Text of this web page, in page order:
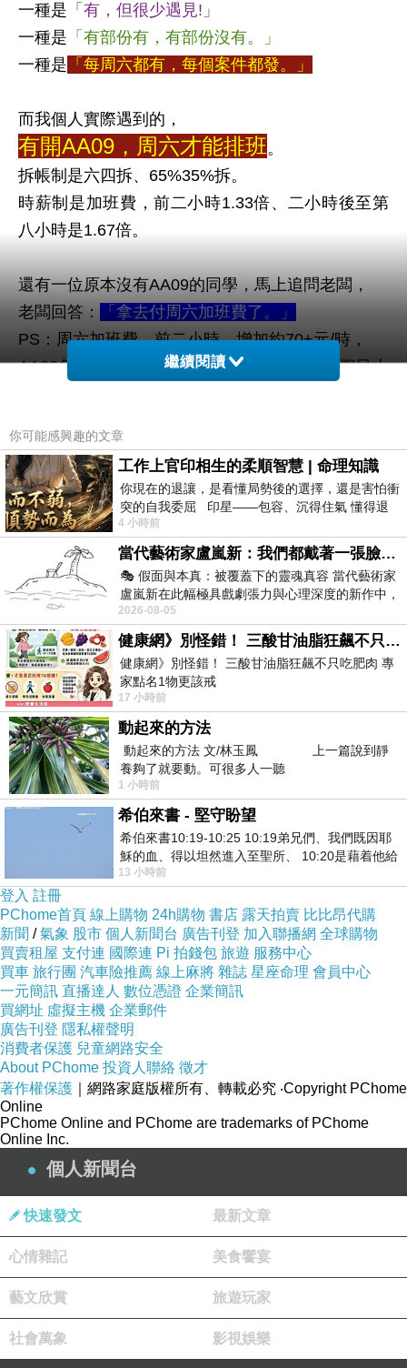
一種是 「有，但很少遇見!」
一種是 「有部份有，有部份沒有。」
一種是 「每周六都有，每個案件都發。」
而我個人實際遇到的，
有開AA09，周六才能排班。
拆帳制是六四拆、65%35%拆。
時薪制是加班費，前二小時1.33倍、二小時後至第
八小時是1.67倍。
還有一位原本沒有AA09的同學，馬上追問老闆，
老闆回答：
「拿去付周六加班費了。」
PS：周六加班費，前二小時，增加約70+元/時，
AA09每個個案，每個周六，一天有770元例假日上
由以上二佰位同學留言分享得知，
周六上班確實有「AA09」
!
問題是你服務的單位，
「全發」 「部份發」、「完全不發」!
周六上班，到底有沒有AA09，公司不一定會讓照服
知道。
因為，長照規則裡，AA碼由各長照單位「自由決
定怎麼發」。
所以，有些單位，根本不敢讓照服知道有沒有AA
碼。
我個人遇到好幾次，居督問我周六有案，要不要接?
我都同意接。
結果，居督後續跟我說，個管沒核過(AA09)，就沒
排班了。
要開AA09應該蠻嚴格的。
市面上九成以上的「營利」公司，
就要看公司老闆，
「想」給你看多少「內容」。
「不想」給你看多少「內容」。
公司想增加更多「營利」，
是固定的情況下，
從那來??
我之前被坑慘，已經離職的第一個照服公司，
繼續閱讀
你可能感興趣的文章
工作上官印相生的柔順智慧 | 命理知識
你現在的退讓，是看懂局勢後的選擇，還是害怕衝
突的自我委屈 印星——包容、沉得住氣 懂得退
一步觀察，不會
4 小時前
當代藝術家盧嵐新：我們都戴著一張臉，可真正的自己，總藏在那些被塗抹、被覆蓋的痕跡裡
🎭 假面與本真：被覆蓋下的靈魂真容 當代藝術家
盧嵐新在此幅極具戲劇張力與心理深度的新作中，
運用質感豐富的紙材肌理、墨痕與大膽的
2026-08-05
健康網》別怪錯！ 三酸甘油脂狂飆不只吃肥肉 專家點名1物更該戒
健康網》別怪錯！ 三酸甘油脂狂飆不只吃肥肉 專
家點名1物更該戒
https://health.ltn.com.tw/article/breakingnews/
17 小時前
動起來的方法
動起來的方法 文/林玉鳳 上一篇說到靜
養夠了就要動。可很多人一聽
1 小時前
希伯來書 - 堅守盼望
希伯來書10:19-10:25 10:19弟兄們、我們既因耶
穌的血、得以坦然進入至聖所、 10:20是藉着他給
我們開了一條又新又活的路從幔子經過
13 小時前
登入 註冊
PChome首頁 線上購物 24h購物 書店 露天拍賣 比比昂代購
新聞 /氣象 股市 個人新聞台 廣告刊登 加入聯播網 全球購物
買賣租屋 支付連 國際連 Pi 拍錢包 旅遊 服務中心
買車 旅行團 汽車險推薦 線上麻將 雜誌 星座命理 會員中心
一元簡訊 直播達人 數位憑證 企業簡訊
買網址 虛擬主機 企業郵件
廣告刊登 隱私權聲明
消費者保護 兒童網路安全
About PChome 投資人聯絡 徵才
著作權保護 ｜網路家庭版權所有、轉載必究 ‧Copyright PChome
Online
PChome Online and PChome are trademarks of PChome
Online Inc.
個人新聞台
快速發文 最新文章
心情雜記 美食饗宴
藝文欣賞 旅遊玩家
社會萬象 影視娛樂